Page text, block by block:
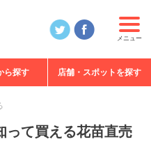
メニュー
ら探す 店舗・スポットを探す
て買える花苗直売